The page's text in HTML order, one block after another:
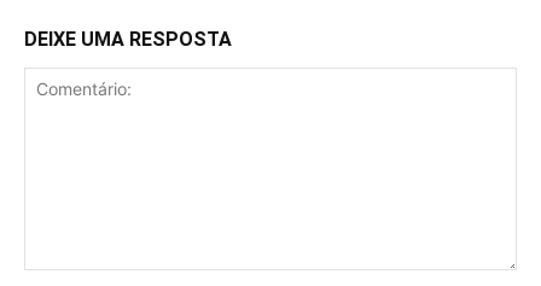
DEIXE UMA RESPOSTA